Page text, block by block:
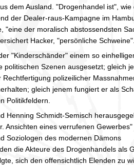
dem Ausland. "Drogenhandel ist", wie
der Dealer-raus-Kampagne im
"eine der moralisch abstossendsten
Hacker, "persönliche Schweine".
"Kinderschänder" einem so
politischen Szenen ausgesetzt; gleich
polizeilicher
gleich jenem fungiert er als
Politikfeldern.
Henning Schmidt-Semisch
Ansichten eines verrufenen
Soziologen des modernen Dämons
die Akteure des Drogenhandels als
sich den offensichtlich Elenden zu